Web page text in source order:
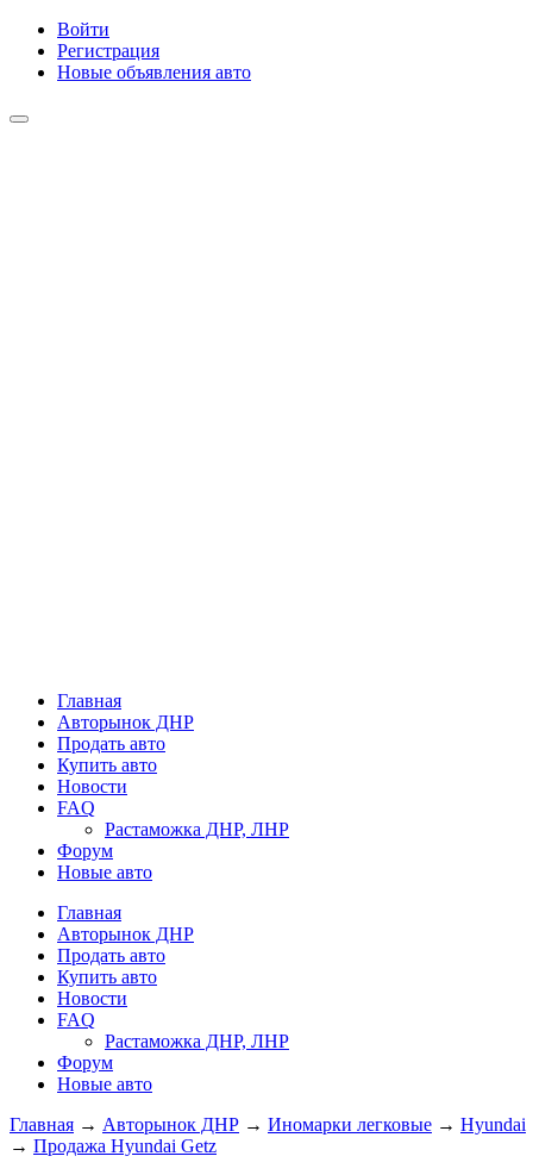
Войти
Регистрация
Новые объявления авто
Главная
Авторынок ДНР
Продать авто
Купить авто
Новости
FAQ
Растаможка ДНР, ЛНР
Форум
Новые авто
Главная
Авторынок ДНР
Продать авто
Купить авто
Новости
FAQ
Растаможка ДНР, ЛНР
Форум
Новые авто
Главная → Авторынок ДНР → Иномарки легковые → Hyundai
→ Продажа Hyundai Getz